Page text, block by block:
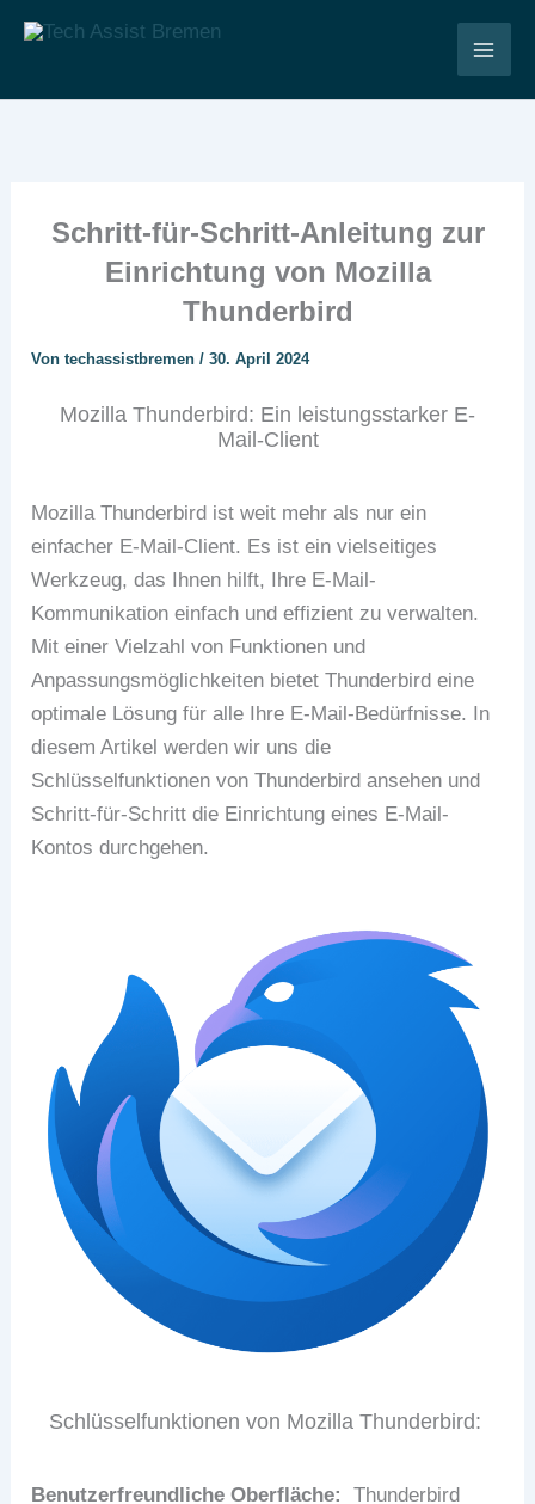
Inhalt
Schritt-für-Schritt-Anleitung zur
Einrichtung von Mozilla
Thunderbird
Vontechassistbremen/30. April 2024
Mozilla Thunderbird: Ein leistungsstarker E-
Mail-Client
Mozilla Thunderbird ist weit mehr als nur ein
einfacher E-Mail-Client. Es ist ein vielseitiges
Werkzeug, das Ihnen hilft, Ihre E-Mail-
Kommunikation einfach und effizient zu verwalten.
Mit einer Vielzahl von Funktionen und
Anpassungsmöglichkeiten bietet Thunderbird eine
optimale Lösung für alle Ihre E-Mail-Bedürfnisse. In
diesem Artikel werden wir uns die
Schlüsselfunktionen von Thunderbird ansehen und
Schritt-für-Schritt die Einrichtung eines E-Mail-
Kontos durchgehen.
Schlüsselfunktionen von Mozilla Thunderbird:
Benutzerfreundliche Oberfläche:
Thunderbird